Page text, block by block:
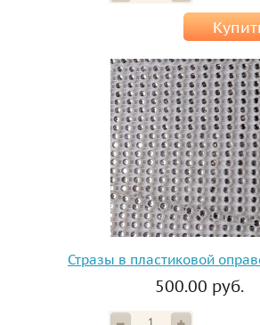
Стразы в пластиковой
500.00 руб.